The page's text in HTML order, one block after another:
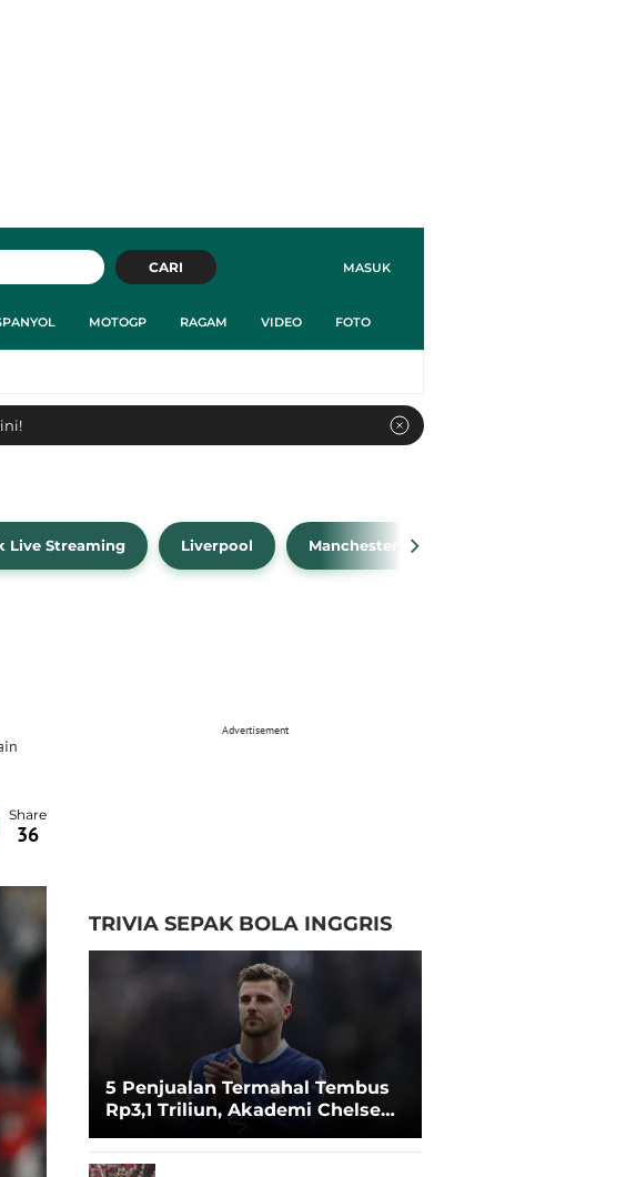
MASUK
CARI
MOTOGP RAGAM VIDEO FOTO
Live Streaming Liverpool Manchester City
36
Advertisement
TRIVIA SEPAK BOLA INGGRIS
5 Penjualan Termahal Tembus
Rp3,1 Triliun, Akademi Chelsea